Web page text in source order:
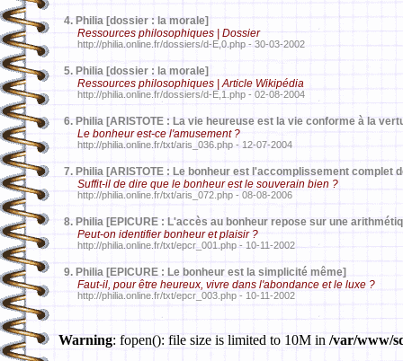
4. Philia [dossier : la morale]
Ressources philosophiques | Dossier
http://philia.online.fr/dossiers/d-E,0.php - 30-03-2002
5. Philia [dossier : la morale]
Ressources philosophiques | Article Wikipédia
http://philia.online.fr/dossiers/d-E,1.php - 02-08-2004
6. Philia [ARISTOTE : La vie heureuse est la vie conforme à la
Le bonheur est-ce l'amusement ?
http://philia.online.fr/txt/aris_036.php - 12-07-2004
7. Philia [ARISTOTE : Le bonheur est l'accomplissement complet
Suffit-il de dire que le bonheur est le souverain bien ?
http://philia.online.fr/txt/aris_072.php - 08-08-2006
8. Philia [EPICURE : L'accès au bonheur repose sur une
Peut-on identifier bonheur et plaisir ?
http://philia.online.fr/txt/epcr_001.php - 10-11-2002
9. Philia [EPICURE : Le bonheur est la simplicité même]
Faut-il, pour être heureux, vivre dans l'abondance et le luxe ?
http://philia.online.fr/txt/epcr_003.php - 10-11-2002
Warning: fopen(): file size is limited to 10M in /var/www/